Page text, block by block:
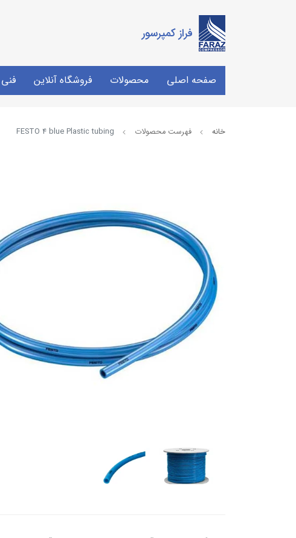
فراز کمپرسور
صفحه اصلی محصولات فروشگاه آنلاین
خانه فهرست محصولات FESTO 4 blue Plastic tubing